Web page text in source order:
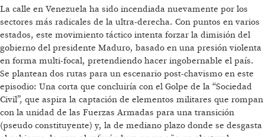
La calle en Venezuela ha sido incendiada nuevamente por los
sectores más radicales de la ultra-derecha. Con puntos en varios
estados, este movimiento táctico intenta forzar la dimisión del
gobierno del presidente Maduro, basado en una presión violenta
en forma multi-focal, pretendiendo hacer ingobernable el país.
Se plantean dos rutas para un escenario post-chavismo en este
episodio: Una corta que concluiría con el Golpe de la “Sociedad
Civil”, que aspira la captación de elementos militares que rompan
con la unidad de las Fuerzas Armadas para una transición
(pseudo constituyente) y, la de mediano plazo donde se desgasta